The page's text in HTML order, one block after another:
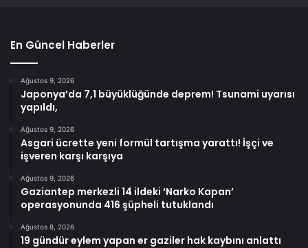
En Güncel Haberler
Ağustos 9, 2026
Japonya’da 7,1 büyüklüğünde deprem! Tsunami uyarısı
yapıldı,
Ağustos 9, 2026
Asgari ücrette yeni formül tartışma yarattı! İşçi ve
işveren karşı karşıya
Ağustos 9, 2026
Gaziantep merkezli 14 ildeki ‘Narko Kapan’
operasyonunda 416 şüpheli tutuklandı
Ağustos 8, 2026
19 gündür eylem yapan er gaziler hak kaybını anlattı